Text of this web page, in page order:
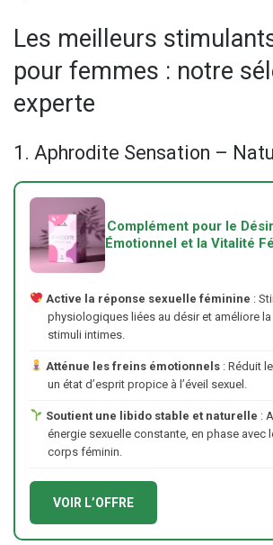
Les meilleurs
pour femmes : notre
experte
1. Aphrodite Sensation –
Complément pour le
Émotionnel et la Vitalité
Active la réponse sexuelle féminine :
physiologiques liées au désir et améliore
stimuli intimes.
Atténue les freins émotionnels: Réduit
un état d’esprit propice à l’éveil sexuel.
Soutient une libido stable et naturelle :
énergie sexuelle constante, en phase avec
corps féminin.
VOIR L’OFFRE